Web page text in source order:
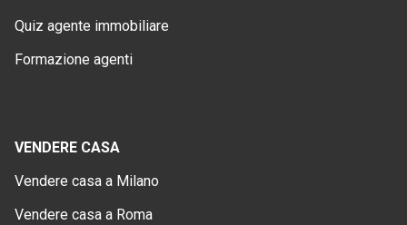
Quiz agente immobiliare
Formazione agenti
VENDERE CASA
Vendere casa a Milano
Vendere casa a Roma